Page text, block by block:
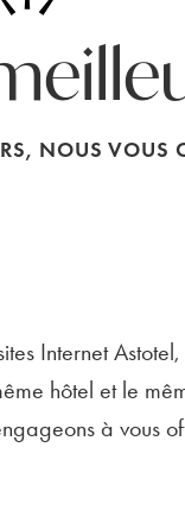
NOUS VOUS
Internet
hôtel et le
à vous